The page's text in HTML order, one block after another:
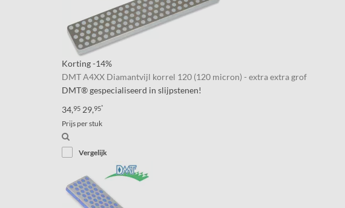
Korting-14%
DMT A4XX Diamantvijl korrel 120 (120 micron) - extra extra grof
DMT® gespecialiseerd in slijpstenen!
34,95 29,95*
Prijs per stuk
Vergelijk